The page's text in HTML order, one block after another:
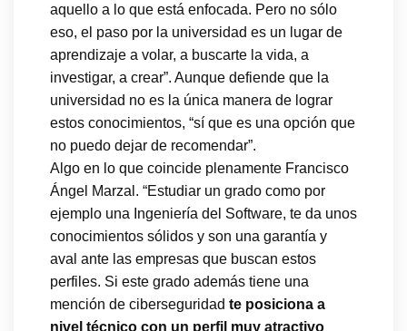
aquello a lo que está enfocada. Pero no sólo
eso, el paso por la universidad es un lugar de
aprendizaje a volar, a buscarte la vida, a
investigar, a crear”. Aunque defiende que la
universidad no es la única manera de lograr
estos conocimientos, “sí que es una opción que
no puedo dejar de recomendar”.
Algo en lo que coincide plenamente Francisco
Ángel Marzal. “Estudiar un grado como por
ejemplo una Ingeniería del Software, te da unos
conocimientos sólidos y son una garantía y
aval ante las empresas que buscan estos
perfiles. Si este grado además tiene una
mención de ciberseguridad te posiciona a
nivel técnico con un perfil muy atractivo